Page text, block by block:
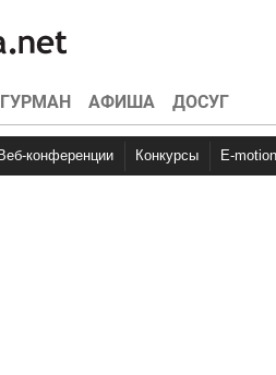
ГУРМАН АФИША ДОСУГ
Веб-конференции Конкурсы E-